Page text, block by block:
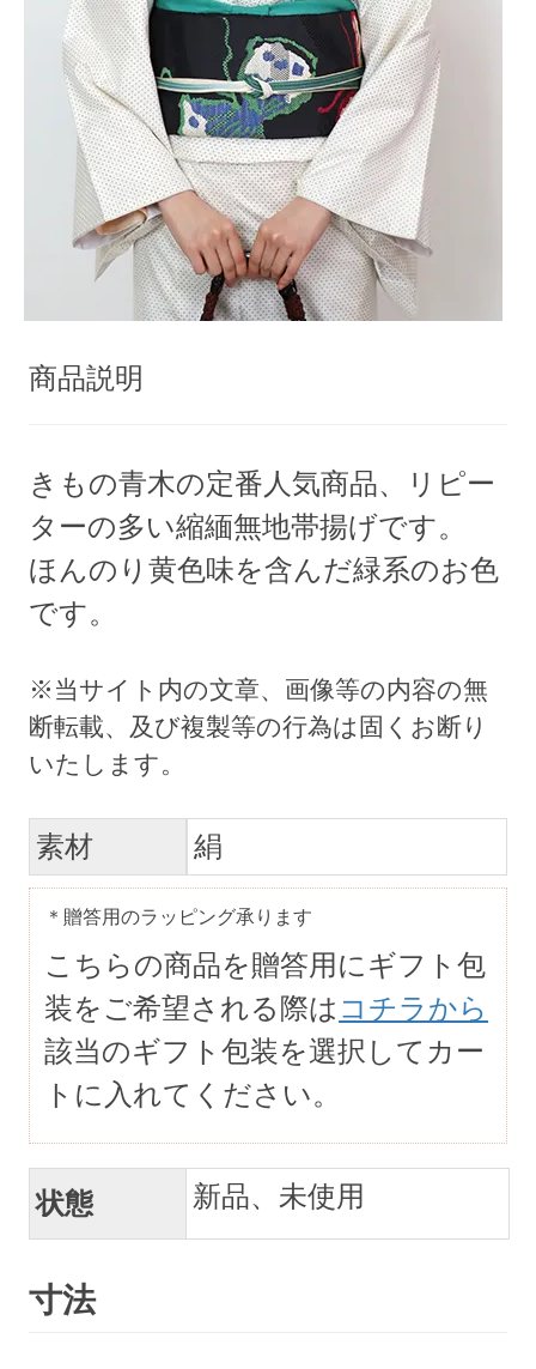
商品説明
きもの青木の定番人気商品、リピー
ターの多い縮緬無地帯揚げです。
ほんのり黄色味を含んだ緑系のお色
です。
素材 絹
＊贈答用のラッピング承ります
こちらの商品を贈答用にギフト包
装をご希望される際は コチラから
該当のギフト包装を選択してカー
トに入れてください。
状態 新品、未使用
寸法